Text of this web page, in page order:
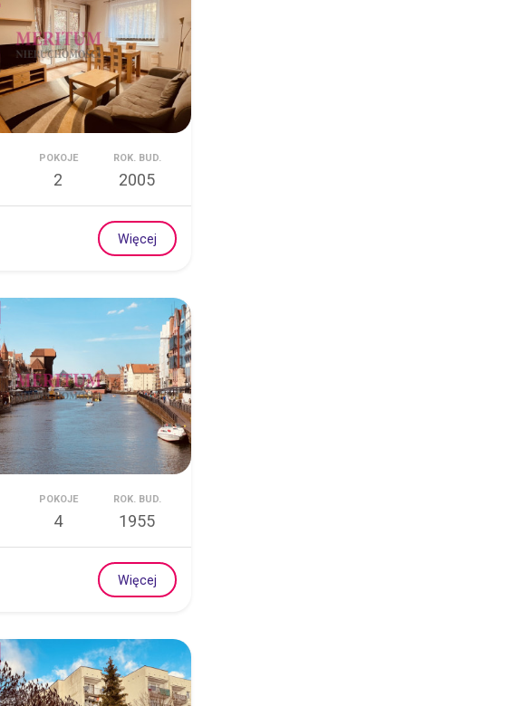
POKOJE
2
ROK. BUD.
2005
Więcej
POKOJE
4
ROK. BUD.
1955
Więcej